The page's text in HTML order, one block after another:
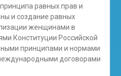
равных прав и
и создание равных
женщинами в
Конституции Российской
принципами и нормами
договорами